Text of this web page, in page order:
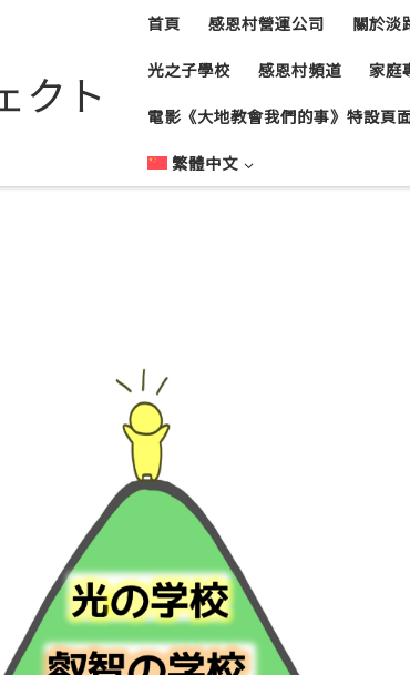
クト
首頁 感恩村營運公司 關於淡
光之子學校
感恩村頻道 家庭
電影《大地教會我們的事》特設頁
繁體中文